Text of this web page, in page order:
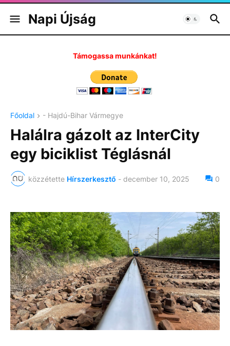
Napi Újság
Támogassa munkánkat!
Főoldal - Hajdú-Bihar Vármegye
Halálra gázolt az InterCity
egy biciklist Téglásnál
közzétette Hírszerkesztő - december 10, 2025 0